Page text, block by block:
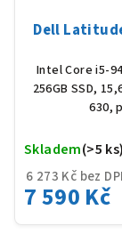
Dell Latitude
Intel Core i5-
256GB SSD,
630,
6 273 Kč bez
7 590 Kč
Skladem(>5 ks)